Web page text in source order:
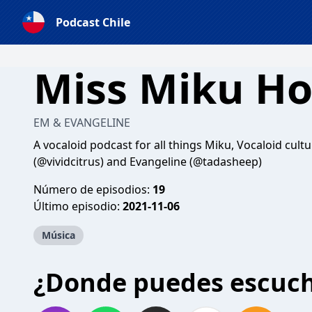
Podcast Chile
Miss Miku
EM & EVANGELINE
A vocaloid podcast for all things Miku, Vocaloid
(@vividcitrus) and Evangeline (@tadasheep)
Número de episodios: 19
Último episodio: 2021-11-06
Música
¿Donde puedes